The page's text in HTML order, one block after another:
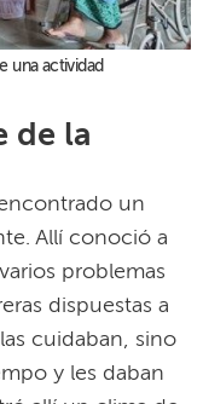
una actividad
de la
un
Allí conoció a
problemas
dispuestas a
cuidaban, sino
y les daban